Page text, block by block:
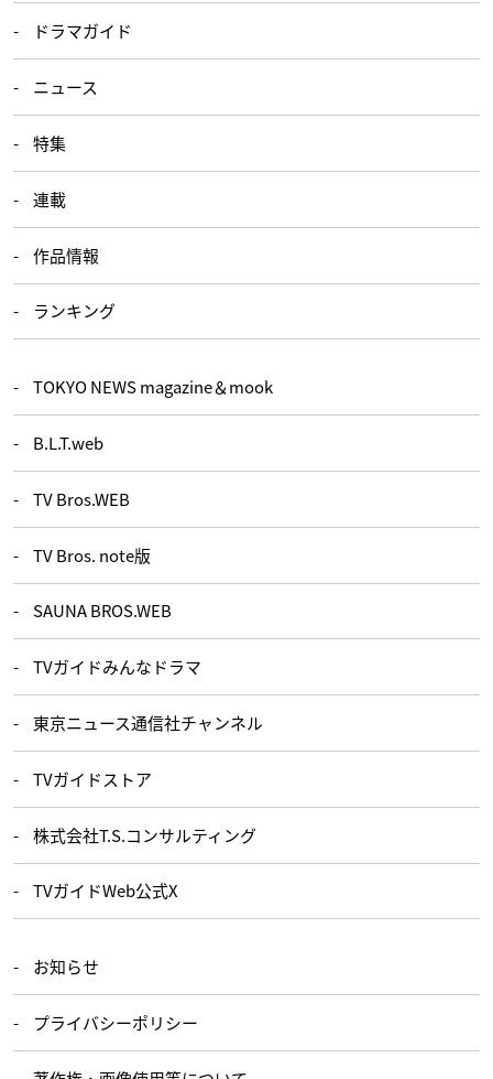
ドラマガイド
ニュース
特集
連載
作品情報
ランキング
TOKYO NEWS magazine＆mook
B.L.T.web
TV Bros.WEB
TV Bros. note版
SAUNA BROS.WEB
TVガイドみんなドラマ
東京ニュース通信社チャンネル
TVガイドストア
株式会社T.S.コンサルティング
TVガイドWeb公式X
お知らせ
プライバシーポリシー